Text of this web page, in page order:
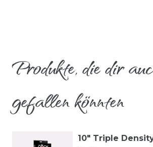
Produkte, die dir
gefallen könnten
10" Triple